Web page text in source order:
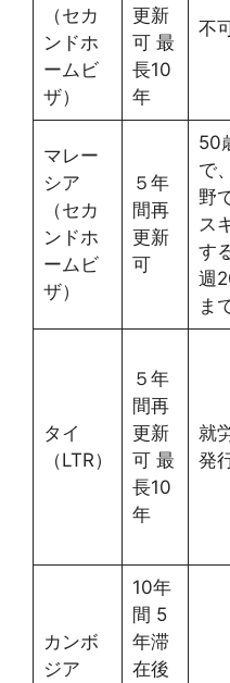
（セカ
ンドホ
ームビ
ザ）
更新
可 最
長10
年
不
マレー
シア
（セカ
ンドホ
ームビ
ザ）
５年
間再
更新
可
50
で
野
ス
す
週
ま
タイ
（LTR）
５年
間再
更新
可 最
長10
年
就
発
カンボ
ジア
10年
間 5
年滞
在後